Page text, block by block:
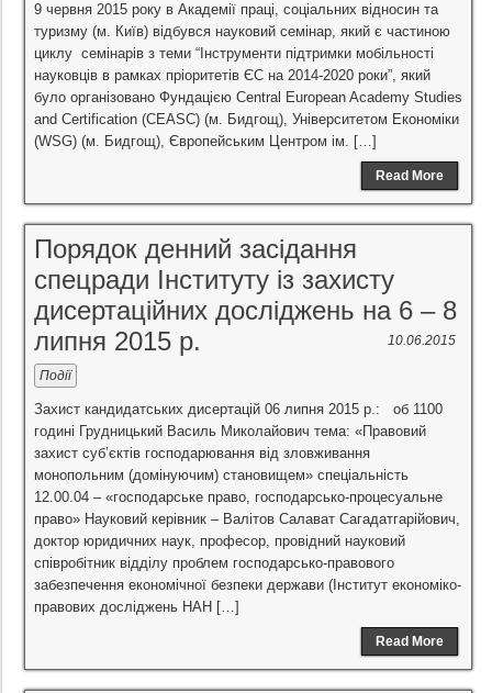
9 червня 2015 року в Академії праці, соціальних відносин та
туризму (м. Київ) відбувся науковий семінар, який є частиною
циклу семінарів з теми “Інструменти підтримки мобільності
науковців в рамках пріоритетів ЄС на 2014-2020 роки”, який
було організовано Фундацією Central European Academy Studies
and Certification (CEASC) (м. Бидгощ), Університетом Економіки
(WSG) (м. Бидгощ), Європейським Центром ім. […]
Read More
Порядок денний засідання
спецради Інституту із захисту
дисертаційних досліджень на 6 – 8
липня 2015 р.
10.06.2015
Події
Захист кандидатських дисертацій 06 липня 2015 р.: об 1100
годині Грудницький Василь Миколайович тема: «Правовий
захист суб’єктів господарювання від зловживання
монопольним (домінуючим) становищем» спеціальність
12.00.04 – «господарське право, господарсько-процесуальне
право» Науковий керівник – Валітов Салават Сагадатгарійович,
доктор юридичних наук, професор, провідний науковий
співробітник відділу проблем господарсько-правового
забезпечення економічної безпеки держави (Інститут економіко-
правових досліджень НАН […]
Read More